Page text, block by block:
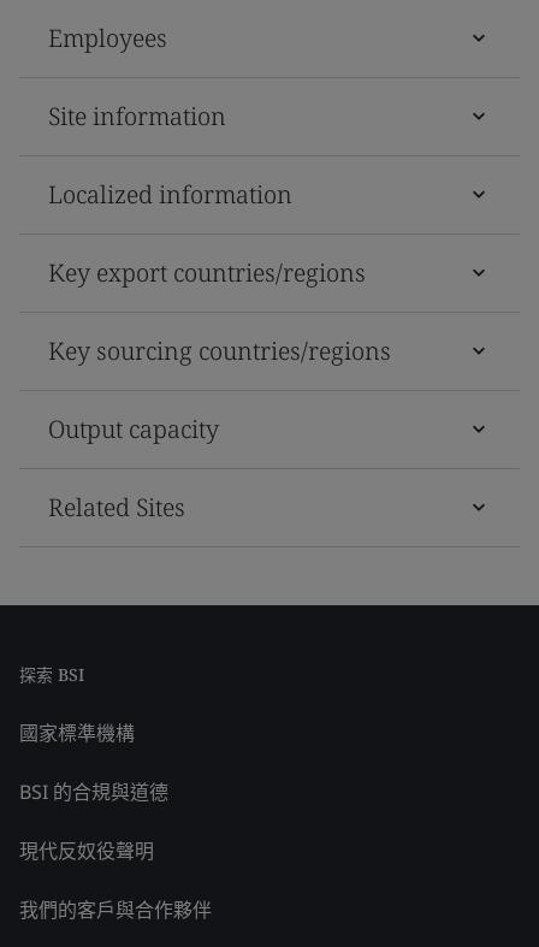
Employees
Site information
Localized information
Key export countries/regions
Key sourcing countries/regions
Output capacity
Related Sites
探索 BSI
國家標準機構
BSI 的合規與道德
現代反奴役聲明
我們的客戶與合作夥伴